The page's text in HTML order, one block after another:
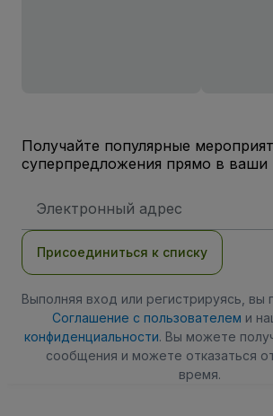
Получайте популярные
суперпредложения прямо в ваши
электронной
Присоединиться к списку
Выполняя вход или регистрируясь, вы
Соглашение с пользователем и
конфиденциальности. Вы можете
сообщения и можете отказаться
время.